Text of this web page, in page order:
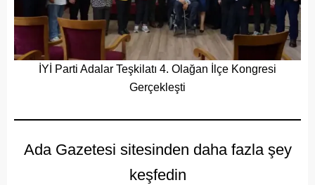
İYİ Parti Adalar Teşkilatı 4. Olağan İlçe Kongresi
Gerçekleşti
Ada Gazetesi sitesinden daha fazla şey
keşfedin